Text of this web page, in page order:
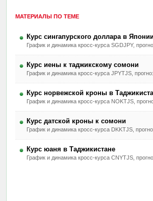
МАТЕРИАЛЫ ПО ТЕМЕ
Курс сингапурского доллара в
График и динамика кросс-курса SGDJPY,
Курс иены к таджикскому сомони
График и динамика кросс-курса JPYTJS,
Курс норвежской кроны в
График и динамика кросс-курса NOKTJS,
Курс датской кроны к сомони
График и динамика кросс-курса DKKTJS,
Курс юаня в Таджикистане
График и динамика кросс-курса CNYTJS,